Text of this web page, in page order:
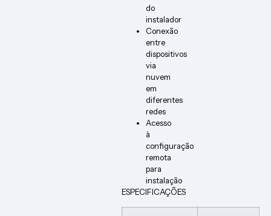
do
instalador
Conexão
entre
dispositivos
via
nuvem
em
diferentes
redes
Acesso
à
configuração
remota
para
instalação
ESPECIFICAÇÕES